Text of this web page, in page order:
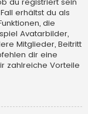
du registriert sein
erhältst du als
die
Avatarbilder,
Mitglieder, Beitritt
dir eine
zahlreiche Vorteile